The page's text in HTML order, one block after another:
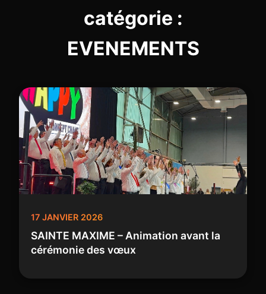
catégorie :
EVENEMENTS
17 JANVIER 2026
SAINTE MAXIME – Animation avant la
cérémonie des vœux